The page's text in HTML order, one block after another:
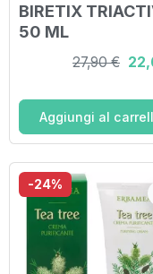
BIRETIX
50 ML
27,90 €
Aggiungi al
-24%